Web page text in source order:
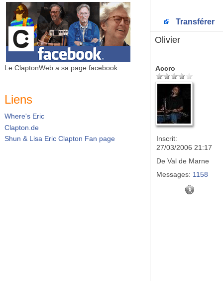
Le ClaptonWeb a sa page facebook
Liens
Where's Eric
Clapton.de
Shun & Lisa Eric Clapton Fan page
Transférer
Olivier
Accro
Inscrit:
27/03/2006 21:17
De Val de Marne
Messages: 1158